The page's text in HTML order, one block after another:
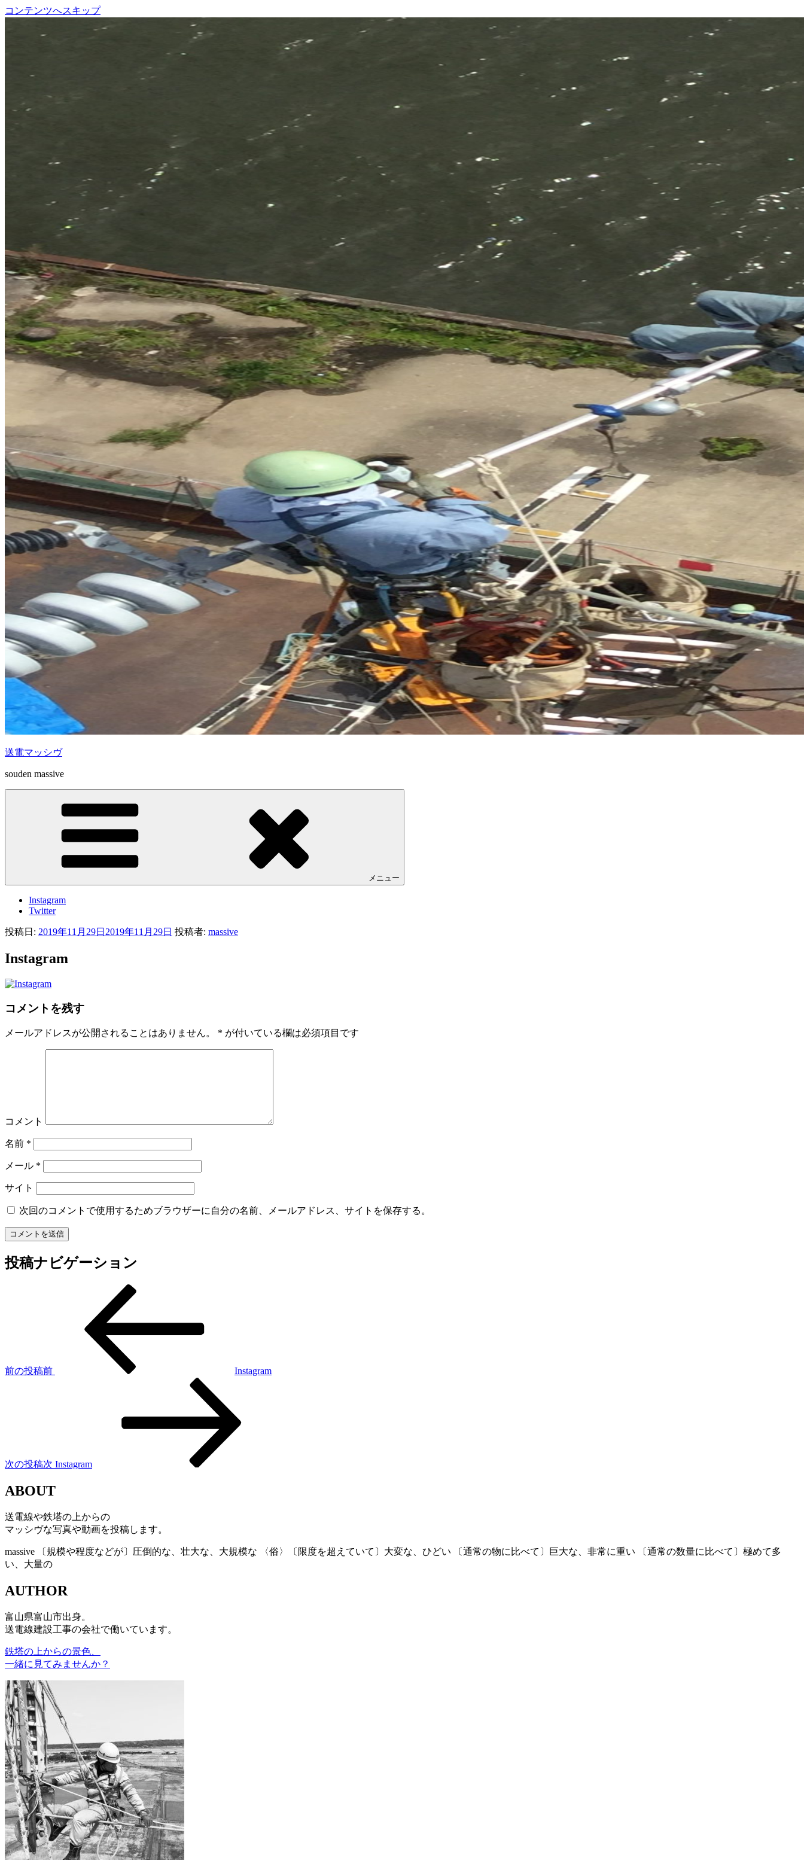
コンテンツへスキップ
送電マッシヴ
souden massive
メニュー
Instagram
Twitter
投稿日: 2019年11月29日 2019年11月29日 投稿者: massive
Instagram
コメントを残す
メールアドレスが公開されることはありません。 * が付いている欄は必須項目です
コメント
名前 *
メール *
サイト
次回のコメントで使用するためブラウザーに自分の名前、メールアドレス、サイトを保存する。
投稿ナビゲーション
前の投稿前 Instagram
次の投稿次 Instagram
ABOUT
送電線や鉄塔の上からの
マッシヴな写真や動画を投稿します。
massive 〔規模や程度などが〕圧倒的な、壮大な、大規模な 〈俗〉〔限度を超えていて〕大変な、ひどい 〔通常の物に比べて〕巨大な、非常に重い 〔通常の数量に比べて〕極めて多
い、大量の
AUTHOR
富山県富山市出身。
送電線建設工事の会社で働いています。
鉄塔の上からの景色、
一緒に見てみませんか？